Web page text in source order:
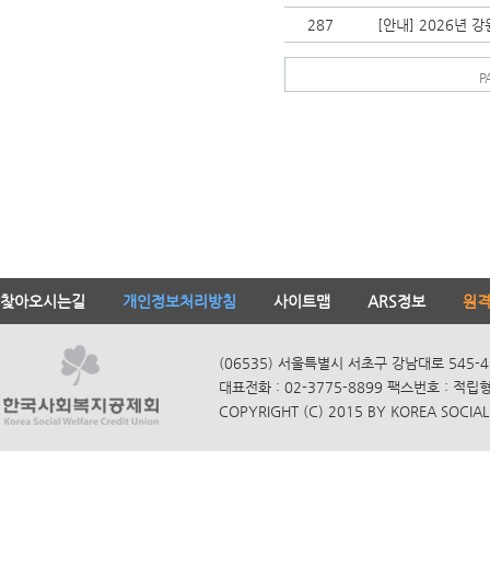
287 [안내] 2026년 강
찾아오시는길 개인정보처리방침 사이트맵 ARS정보 원
(06535) 서울특별시 서초구 강남대로 545-
대표전화 : 02-3775-8899 팩스번호 : 적립
COPYRIGHT (C) 2015 BY KOREA SOCIAL